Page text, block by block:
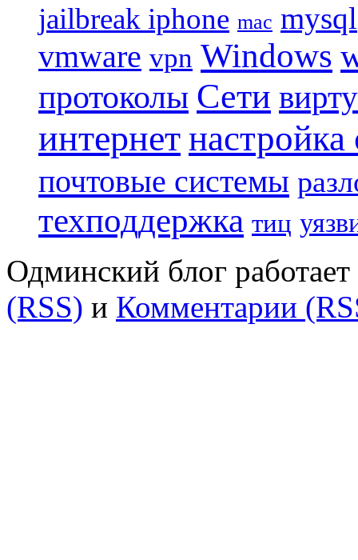
jailbreak iphone mac mysql
vmware vpn Windows
протоколы Сети
интернет
почтовые системы
техподдержка тиц
Одминский блог
(RSS) и Комментарии